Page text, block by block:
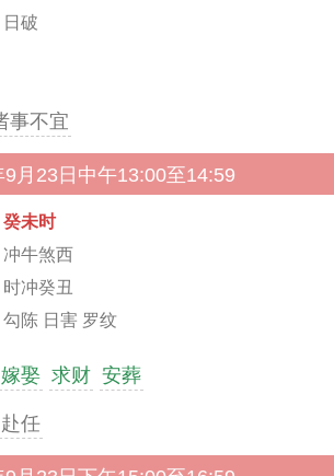
日破
事不宜
9月23日中午13:00至14:59
癸未时
冲牛煞西
时冲癸丑
勾陈 日害 罗纹
嫁娶 求财 安葬
赴任